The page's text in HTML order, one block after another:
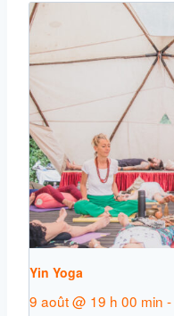
Yin Yoga
9 août @ 19 h 00 min -